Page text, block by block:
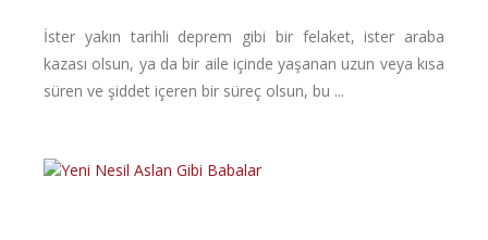
İster yakın tarihli deprem gibi bir felaket, ister araba
kazası olsun, ya da bir aile içinde yaşanan uzun veya kısa
süren ve şiddet içeren bir süreç olsun, bu ...